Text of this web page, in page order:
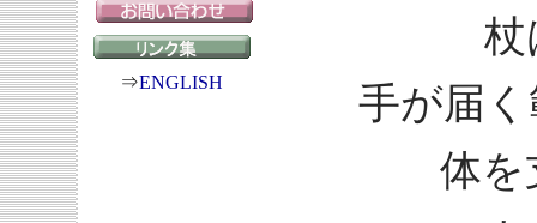
⇒ENGLISH
杖
手が届
体を